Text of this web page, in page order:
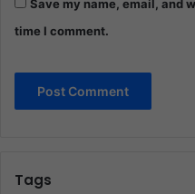
Save my name, email, and
time I comment.
Tags